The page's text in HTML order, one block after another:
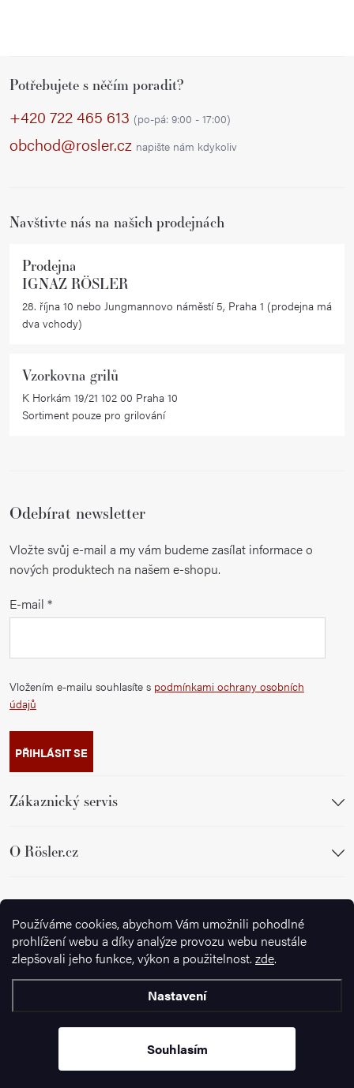
Používáme cookies, abychom Vám umožnili pohodlné
prohlížení webu a díky analýze provozu webu neustále
zlepšovali jeho funkce, výkon a použitelnost. zde.
Nastavení
Souhlasím
Potřebujete s něčím poradit?
+420 722 465 613 (po-pá: 9:00 - 17:00)
obchod@rosler.cz napište nám kdykoliv
Navštivte nás na našich prodejnách
Prodejna
IGNAZ RÖSLER
28. října 10 nebo Jungmannovo náměstí 5, Praha 1 (prodejna má
dva vchody)
Vzorkovna grilů
K Horkám 19/21 102 00 Praha 10
Sortiment pouze pro grilování
Odebírat newsletter
Vložte svůj e-mail a my vám budeme zasílat informace o
nových produktech na našem e-shopu.
E-mail
Vložením e-mailu souhlasíte s podmínkami ochrany osobních
údajů
PŘIHLÁSIT SE
Zákaznický servis
O Rösler.cz
Sledujte nás